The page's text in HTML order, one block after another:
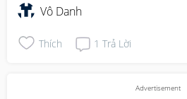
Vô Danh
Thích 1 Trả Lời